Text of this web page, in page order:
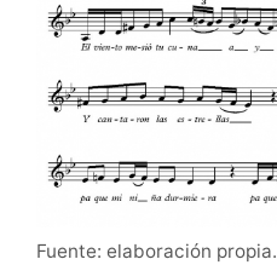
Fuente: elaboración propia.